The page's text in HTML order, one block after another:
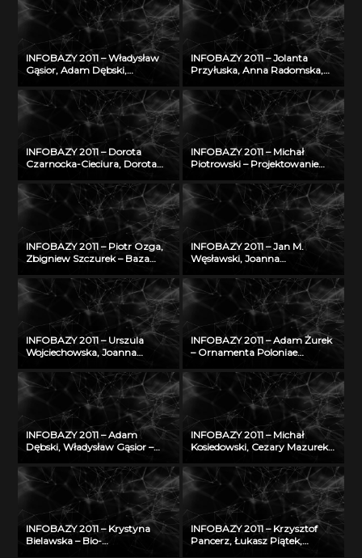
możemy znaleźć w
Pomorskiej Bibliotece Cyfrowej
efektywnego zarządzania
wiedzą i badaniami
naukowymi w IMP w Łodzi
INFOBAZY 2011 – Władysław
Gąsior, Adam Dębski,
bazy danych SURDAT
właściwości
fizykochemicznych metali i
stopów
INFOBAZY 2011 – Jolanta
Przyłuska, Anna Radomska,
informatyczna do
efektywnego zarządzania
wiedzą i badaniami
naukowymi w IMP w Łodzi
INFOBAZY 2011 – Dorota
Czarnocka-Cieciura, Dorota
Repozytorium Cyfrowe
Instytutów Naukowych – coś
więcej niż Biblioteka Cyfrowa
INFOBAZY 2011 – Michał
Piotrowski – Projektowanie
oceanograficznych danych
modelowych w warunkach
ograniczonych zasobów
INFOBAZY 2011 – Piotr Ozga,
Zbigniew Szczurek – Baza
Budowlanej – udostępnienie
potencjału naukowego ITB
nauce i gospodarce
INFOBAZY 2011 – Jan M.
Węsławski, Joanna
przestrzenne w morzu –
problem dostępu do danych
INFOBAZY 2011 – Urszula
Wojciechowska, Joanna
– Informatyczna platforma
naukowa do wymiany wiedzy
o zagrożeniu nowotworami
złośliwymi
INFOBAZY 2011 – Adam Żurek
– Ornamenta Poloniae
średniowieczna na ziemiach
polskich: katalog form i detalu
na tle europejskim
INFOBAZY 2011 – Adam
Dębski, Władysław Gąsior –
eksperymentalnych danych
termodynamicznych układu
Li-Si
INFOBAZY 2011 – Michał
Kosiedowski, Cezary Mazurek,
Stroiński, Karol Szymański, Jan
Węglarz, Kacper Zdanowicz –
Raportowanie do regionalnego
nadzoru specjalistycznego w
oparciu o bazę anonimowych
przypadków medycznych
INFOBAZY 2011 – Krystyna
Bielawska – Bio-
INFOBAZY 2011 – Krzysztof
Pancerz, Łukasz Piątek,